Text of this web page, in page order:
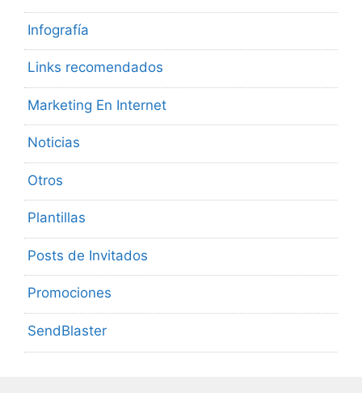
Infografía
Links recomendados
Marketing En Internet
Noticias
Otros
Plantillas
Posts de Invitados
Promociones
SendBlaster